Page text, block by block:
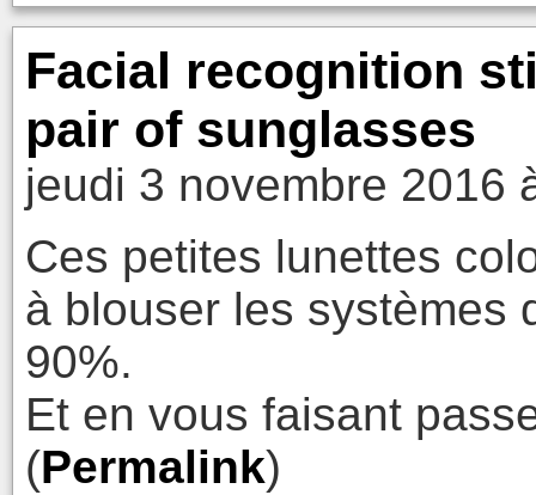
Facial recognition
pair of sunglasses
jeudi 3 novembre 2016
Ces petites lunettes
à blouser les systèmes
90%.
Et en vous faisant
(Permalink)